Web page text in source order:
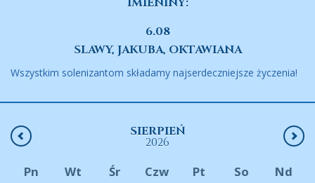
6.08
SLAWY, JAKUBA, OKTAWIANA
Wszystkim solenizantom składamy najserdeczniejsze życzenia!
SIERPIEŃ
2026
Pn Wt Śr Czw Pt So Nd